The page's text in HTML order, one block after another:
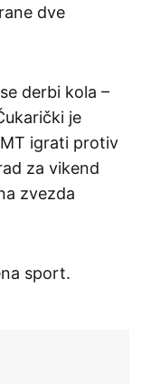
dve
derbi kola –
je
igrati protiv
za vikend
zvezda
sport.